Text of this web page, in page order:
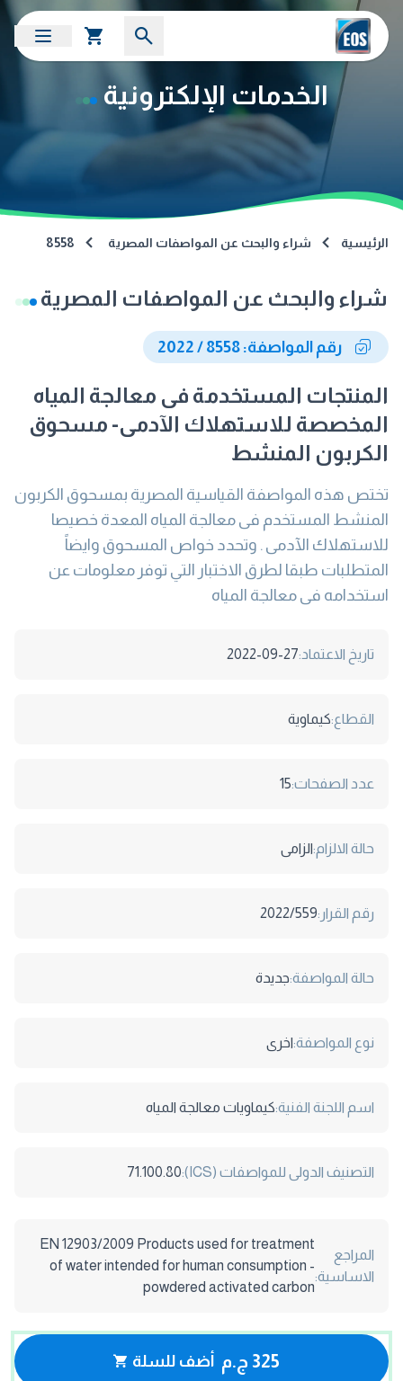
الخدمات الإلكترونية
الرئيسية شراء والبحث عن المواصفات المصرية 8558
شراء والبحث عن المواصفات المصرية
رقم المواصفة: 8558 / 2022
المنتجات المستخدمة فى معالجة المياه
المخصصة للاستهلاك الآدمى- مسحوق
الكربون المنشط
تختص ھذه المواصفة القياسية المصرية بمسحوق الكربون
المنشط المستخدم فى معالجة المياه المعدة خصيصا
للاستھلاك الآدمى . وتحدد خواص المسحوق وايضاً
المتطلبات طبقا لطرق الاختبار التي توفر معلومات عن
استخدامه فى معالجة المياه
تاريخ الاعتماد:2022-09-27
القطاع:كيماوية
عدد الصفحات:15
حالة الالزام:الزامى
رقم القرار:2022/559
حالة المواصفة:جديدة
نوع المواصفة:اخرى
اسم اللجنة الفنية:كيماويات معالجة المياه
التصنيف الدولى للمواصفات (ICS): 71.100.80
المراجع
الاساسية:
EN 12903/2009 Products used for treatment
of water intended for human consumption -
powdered activated carbon
325 ج.م أضف للسلة